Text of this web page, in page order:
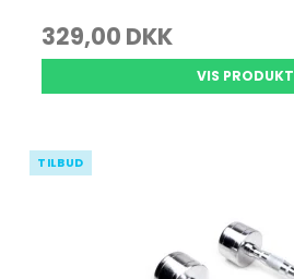
329,00 DKK
VIS PRODUKT
TILBUD